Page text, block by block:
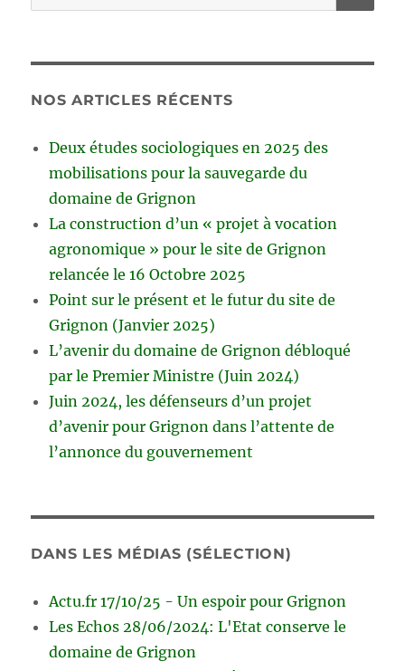
pour :
NOS ARTICLES RÉCENTS
Deux études sociologiques en 2025 des
mobilisations pour la sauvegarde du
domaine de Grignon
La construction d’un « projet à vocation
agronomique » pour le site de Grignon
relancée le 16 Octobre 2025
Point sur le présent et le futur du site de
Grignon (Janvier 2025)
L’avenir du domaine de Grignon débloqué
par le Premier Ministre (Juin 2024)
Juin 2024, les défenseurs d’un projet
d’avenir pour Grignon dans l’attente de
l’annonce du gouvernement
DANS LES MÉDIAS (SÉLECTION)
Actu.fr 17/10/25 - Un espoir pour Grignon
Les Echos 28/06/2024: L'Etat conserve le
domaine de Grignon